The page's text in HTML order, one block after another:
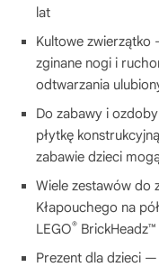
lat
Kultowe zwierzątko
zginane nogi i
odtwarzania
Do zabawy i
płytkę
zabawie dzieci
Wiele zestawów do
Kłapouchego na
LEGO®
Prezent dla dzieci